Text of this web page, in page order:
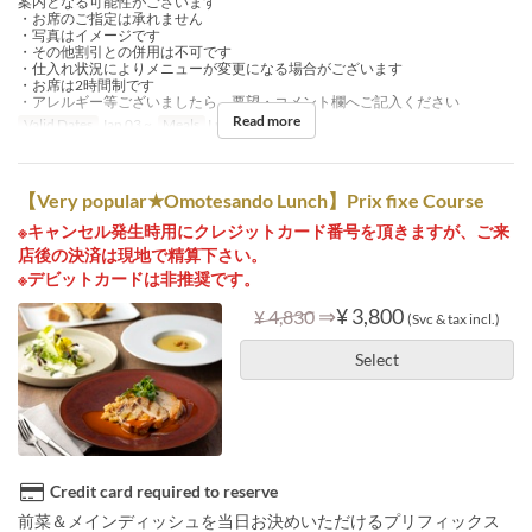
・お席のご指定は承れません
・写真はイメージです
・その他割引との併用は不可です
・仕入れ状況によりメニューが変更になる場合がございます
・お席は2時間制です
・アレルギー等ございましたら、要望・コメント欄へご記入ください
Valid Dates
Jan 03 ~ Meals Lunch, Tea
Read more
【Very popular★Omotesando Lunch】Prix fixe Course
※キャンセル発生時用にクレジットカード番号を頂きますが、ご来
店後の決済は現地で精算下さい。
※デビットカードは非推奨です。
¥ 4,830 ⇒¥ 3,800 (Svc & tax incl.)
Select
Credit card required to reserve
前菜＆メインディッシュを当日お決めいただけるプリフィックス